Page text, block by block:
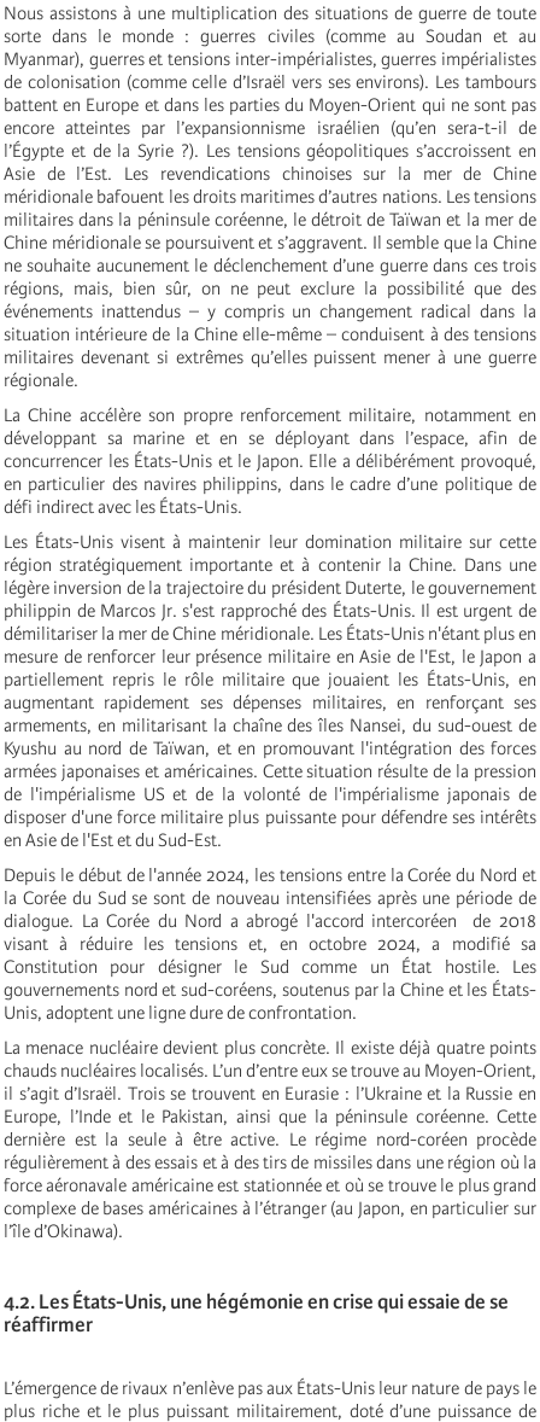
Nous assistons à une multiplication des situations de guerre de toute
sorte dans le monde : guerres civiles (comme au Soudan et au
Myanmar), guerres et tensions inter-impérialistes, guerres impérialistes
de colonisation (comme celle d’Israël vers ses environs). Les tambours
battent en Europe et dans les parties du Moyen-Orient qui ne sont pas
encore atteintes par l’expansionnisme israélien (qu’en sera-t-il de
l’Égypte et de la Syrie ?). Les tensions géopolitiques s’accroissent en
Asie de l’Est. Les revendications chinoises sur la mer de Chine
méridionale bafouent les droits maritimes d’autres nations. Les tensions
militaires dans la péninsule coréenne, le détroit de Taïwan et la mer de
Chine méridionale se poursuivent et s’aggravent. Il semble que la Chine
ne souhaite aucunement le déclenchement d’une guerre dans ces trois
régions, mais, bien sûr, on ne peut exclure la possibilité que des
événements inattendus – y compris un changement radical dans la
situation intérieure de la Chine elle-même – conduisent à des tensions
militaires devenant si extrêmes qu’elles puissent mener à une guerre
régionale.
La Chine accélère son propre renforcement militaire, notamment en
développant sa marine et en se déployant dans l’espace, afin de
concurrencer les États-Unis et le Japon. Elle a délibérément provoqué,
en particulier des navires philippins, dans le cadre d’une politique de
défi indirect avec les États-Unis.
Les États-Unis visent à maintenir leur domination militaire sur cette
région stratégiquement importante et à contenir la Chine. Dans une
légère inversion de la trajectoire du président Duterte, le gouvernement
philippin de Marcos Jr. s'est rapproché des États-Unis. Il est urgent de
démilitariser la mer de Chine méridionale. Les États-Unis n'étant plus en
mesure de renforcer leur présence militaire en Asie de l'Est, le Japon a
partiellement repris le rôle militaire que jouaient les États-Unis, en
augmentant rapidement ses dépenses militaires, en renforçant ses
armements, en militarisant la chaîne des îles Nansei, du sud-ouest de
Kyushu au nord de Taïwan, et en promouvant l'intégration des forces
armées japonaises et américaines. Cette situation résulte de la pression
de l'impérialisme US et de la volonté de l'impérialisme japonais de
disposer d'une force militaire plus puissante pour défendre ses intérêts
en Asie de l'Est et du Sud-Est.
Depuis le début de l'année 2024, les tensions entre la Corée du Nord et
la Corée du Sud se sont de nouveau intensifiées après une période de
dialogue. La Corée du Nord a abrogé l'accord intercoréen de 2018
visant à réduire les tensions et, en octobre 2024, a modifié sa
Constitution pour désigner le Sud comme un État hostile. Les
gouvernements nord et sud-coréens, soutenus par la Chine et les États-
Unis, adoptent une ligne dure de confrontation.
La menace nucléaire devient plus concrète. Il existe déjà quatre points
chauds nucléaires localisés. L’un d’entre eux se trouve au Moyen-Orient,
il s’agit d’Israël. Trois se trouvent en Eurasie : l’Ukraine et la Russie en
Europe, l’Inde et le Pakistan, ainsi que la péninsule coréenne. Cette
dernière est la seule à être active. Le régime nord-coréen procède
régulièrement à des essais et à des tirs de missiles dans une région où la
force aéronavale américaine est stationnée et où se trouve le plus grand
complexe de bases américaines à l’étranger (au Japon, en particulier sur
l’île d’Okinawa).
4.2. Les États-Unis, une hégémonie en crise qui essaie de se
réaffirmer
L’émergence de rivaux n’enlève pas aux États-Unis leur nature de pays le
plus riche et le plus puissant militairement, doté d’une puissance de